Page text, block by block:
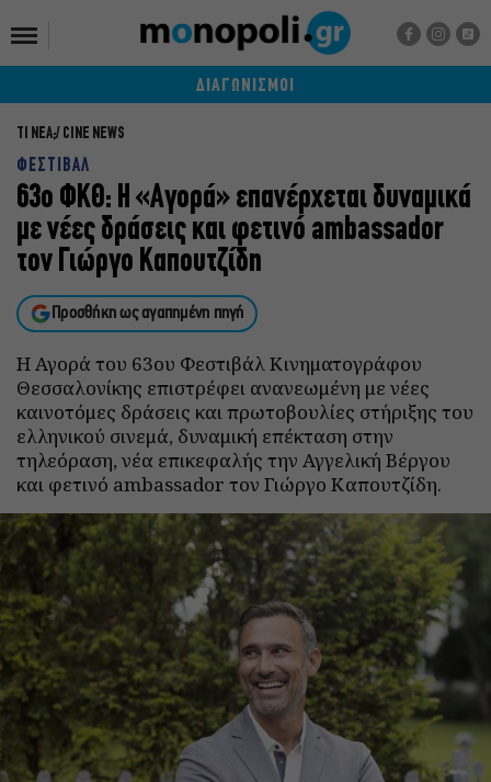
ΔΙΑΓΩΝΙΣΜΟΙ
ΤΙ ΝΕΑ; CINE NEWS
ΦΕΣΤΙΒΑΛ
63ο ΦΚΘ: Η «Αγορά» επανέρχεται δυναμικά
με νέες δράσεις και φετινό ambassador
τον Γιώργο Καπουτζίδη
Προσθήκη ως αγαπημένη πηγή
Η Αγορά του 63ου Φεστιβάλ Κινηματογράφου
Θεσσαλονίκης επιστρέφει ανανεωμένη με νέες
καινοτόμες δράσεις και πρωτοβουλίες στήριξης του
ελληνικού σινεμά, δυναμική επέκταση στην
τηλεόραση, νέα επικεφαλής την Αγγελική Βέργου
και φετινό ambassador τον Γιώργο Καπουτζίδη.